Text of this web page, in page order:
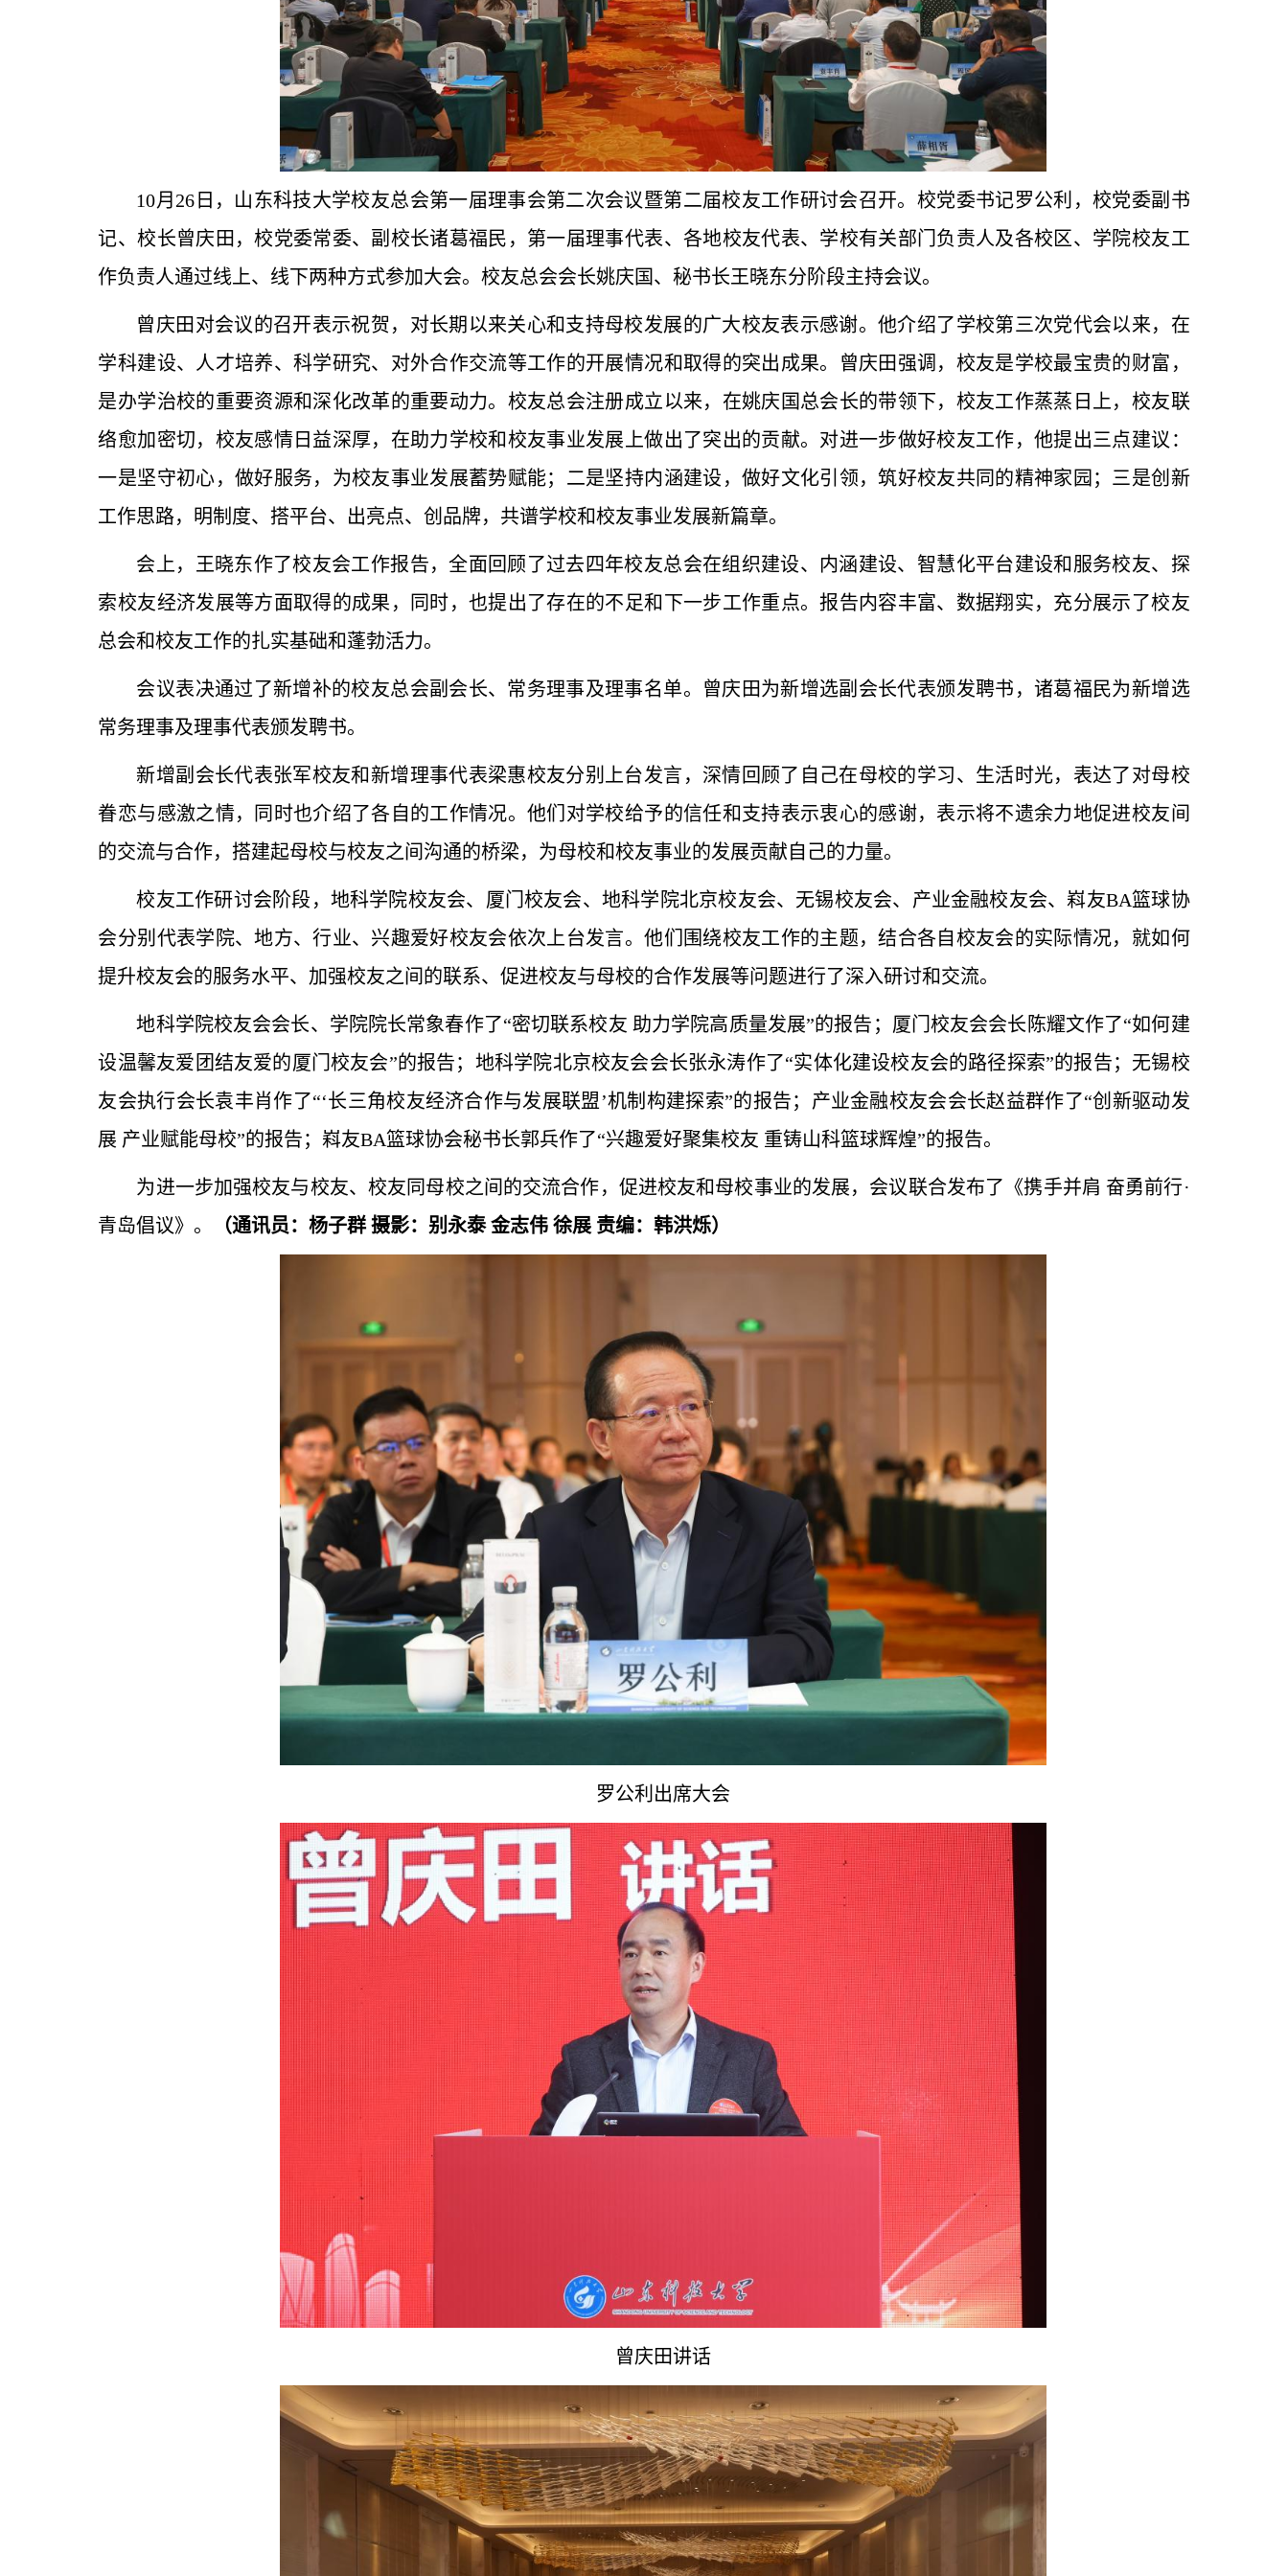
10月26日，山东科技大学校友总会第一届理事会第二次会议暨第二届校友工作研讨会召开。校党委书记罗公利，校党委副书
记、校长曾庆田，校党委常委、副校长诸葛福民，第一届理事代表、各地校友代表、学校有关部门负责人及各校区、学院校友工
作负责人通过线上、线下两种方式参加大会。校友总会会长姚庆国、秘书长王晓东分阶段主持会议。
曾庆田对会议的召开表示祝贺，对长期以来关心和支持母校发展的广大校友表示感谢。他介绍了学校第三次党代会以来，在
学科建设、人才培养、科学研究、对外合作交流等工作的开展情况和取得的突出成果。曾庆田强调，校友是学校最宝贵的财富，
是办学治校的重要资源和深化改革的重要动力。校友总会注册成立以来，在姚庆国总会长的带领下，校友工作蒸蒸日上，校友联
络愈加密切，校友感情日益深厚，在助力学校和校友事业发展上做出了突出的贡献。对进一步做好校友工作，他提出三点建议：
一是坚守初心，做好服务，为校友事业发展蓄势赋能；二是坚持内涵建设，做好文化引领，筑好校友共同的精神家园；三是创新
工作思路，明制度、搭平台、出亮点、创品牌，共谱学校和校友事业发展新篇章。
会上，王晓东作了校友会工作报告，全面回顾了过去四年校友总会在组织建设、内涵建设、智慧化平台建设和服务校友、探
索校友经济发展等方面取得的成果，同时，也提出了存在的不足和下一步工作重点。报告内容丰富、数据翔实，充分展示了校友
总会和校友工作的扎实基础和蓬勃活力。
会议表决通过了新增补的校友总会副会长、常务理事及理事名单。曾庆田为新增选副会长代表颁发聘书，诸葛福民为新增选
常务理事及理事代表颁发聘书。
新增副会长代表张军校友和新增理事代表梁惠校友分别上台发言，深情回顾了自己在母校的学习、生活时光，表达了对母校
眷恋与感激之情，同时也介绍了各自的工作情况。他们对学校给予的信任和支持表示衷心的感谢，表示将不遗余力地促进校友间
的交流与合作，搭建起母校与校友之间沟通的桥梁，为母校和校友事业的发展贡献自己的力量。
校友工作研讨会阶段，地科学院校友会、厦门校友会、地科学院北京校友会、无锡校友会、产业金融校友会、嵙友BA篮球协
会分别代表学院、地方、行业、兴趣爱好校友会依次上台发言。他们围绕校友工作的主题，结合各自校友会的实际情况，就如何
提升校友会的服务水平、加强校友之间的联系、促进校友与母校的合作发展等问题进行了深入研讨和交流。
地科学院校友会会长、学院院长常象春作了“密切联系校友 助力学院高质量发展”的报告；厦门校友会会长陈耀文作了“如何建
设温馨友爱团结友爱的厦门校友会”的报告；地科学院北京校友会会长张永涛作了“实体化建设校友会的路径探索”的报告；无锡校
友会执行会长袁丰肖作了“‘长三角校友经济合作与发展联盟’机制构建探索”的报告；产业金融校友会会长赵益群作了“创新驱动发
展 产业赋能母校”的报告；嵙友BA篮球协会秘书长郭兵作了“兴趣爱好聚集校友 重铸山科篮球辉煌”的报告。
为进一步加强校友与校友、校友同母校之间的交流合作，促进校友和母校事业的发展，会议联合发布了《携手并肩 奋勇前行·
青岛倡议》。
（通讯员：杨子群 摄影：别永泰 金志伟 徐展 责编：韩洪烁）
罗公利出席大会
曾庆田讲话